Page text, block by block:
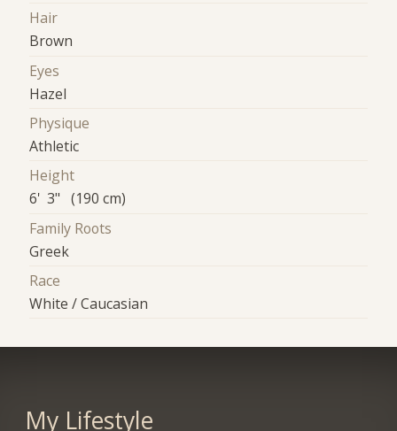
Hair
Brown
Eyes
Hazel
Physique
Athletic
Height
6' 3" (190 cm)
Family Roots
Greek
Race
White / Caucasian
My Lifestyle